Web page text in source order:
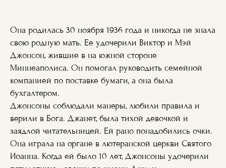
Она родилась 30 ноября 1936 года и никогда не знала
свою родную мать. Ее удочерили Виктор и Мэй
Джонсон, жившие в на южной стороне
Миннеаполиса. Он помогал руководить семейной
компанией по поставке бумаги, а она была
бухгалтером.
Джонсоны соблюдали манеры, любили правила и
верили в Бога. Джанет, была тихой девочкой и
заядлой читательницей. Ей рано понадобились очки.
Она играла на органе в лютеранской церкви Святого
Иоанна. Когда ей было 10 лет, Джонсоны удочерили